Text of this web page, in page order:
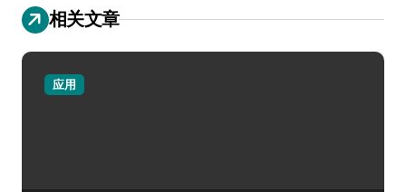
相关文章
应用